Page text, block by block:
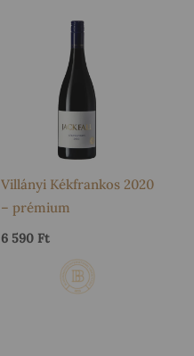
Villányi Kékfrankos 2020
– prémium
6 590Ft